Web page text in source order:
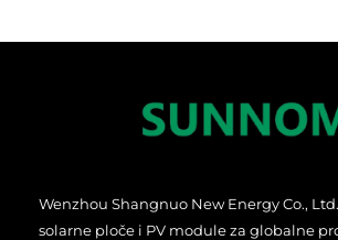
Wenzhou Shangnuo New Energy Co.,
solarne ploče i PV module za globalne